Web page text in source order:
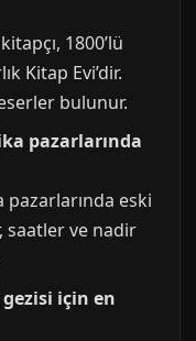
1800’lü
Kitap Evi’dir.
bulunur.
pazarlarında
pazarlarında eski
saatler ve nadir
gezisi için en